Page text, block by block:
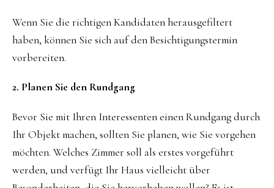
Wenn Sie die richtigen Kandidaten herausgefiltert
haben, können Sie sich auf den Besichtigungstermin
vorbereiten.
2. Planen Sie den Rundgang
Bevor Sie mit Ihren Interessenten einen Rundgang durch
Ihr Objekt machen, sollten Sie planen, wie Sie vorgehen
möchten. Welches Zimmer soll als erstes vorgeführt
werden, und verfügt Ihr Haus vielleicht über